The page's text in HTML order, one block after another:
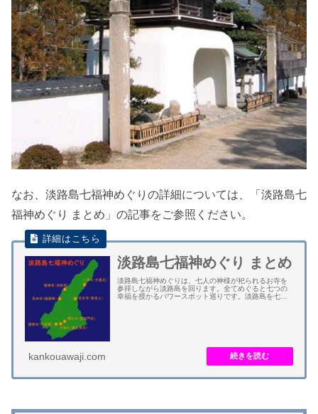
なお、淡路島七福神めぐりの詳細については、「淡路島七
福神めぐり まとめ」の記事をご参照ください。
淡路島七福神めぐり まとめ
淡路島七福神めぐりは、七人の神様が祀られるお寺を
参拝しながら淡路島を回ります。全てめぐると七つの
幸福を授かるパワースポット巡りです。淡路島を七福
kankouawaji.com